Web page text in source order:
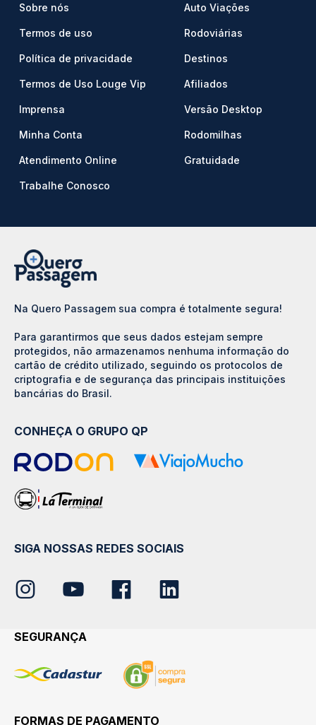
Sobre nós
Termos de uso
Política de privacidade
Termos de Uso Louge Vip
Imprensa
Minha Conta
Atendimento Online
Trabalhe Conosco
Auto Viações
Rodoviárias
Destinos
Afiliados
Versão Desktop
Rodomilhas
Gratuidade
Na Quero Passagem sua compra é totalmente segura!
Para garantirmos que seus dados estejam sempre
protegidos, não armazenamos nenhuma informação do
cartão de crédito utilizado, seguindo os protocolos de
criptografia e de segurança das principais instituições
bancárias do Brasil.
CONHEÇA O GRUPO QP
SIGA NOSSAS REDES SOCIAIS
SEGURANÇA
FORMAS DE PAGAMENTO